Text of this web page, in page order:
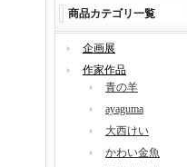
商品カテゴリ一覧
企画展
作家作品
青の羊
ayaguma
大西けい
かわい金魚